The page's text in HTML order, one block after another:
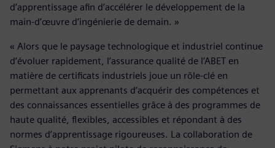
d’apprentissage afin d’accélérer le développement de la
main-d’œuvre d’ingénierie de demain. »
« Alors que le paysage technologique et industriel continue
d’évoluer rapidement, l’assurance qualité de l’ABET en
matière de certificats industriels joue un rôle-clé en
permettant aux apprenants d’acquérir des compétences et
des connaissances essentielles grâce à des programmes de
haute qualité, flexibles, accessibles et répondant à des
normes d’apprentissage rigoureuses. La collaboration de